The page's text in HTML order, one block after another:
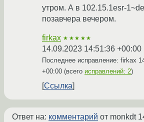
утром. А в 102.15.1esr-
позавчера вечером.
firkax ★★★★★
14.09.2023 14:51:36 +00:00
Последнее исправление: firkax
+00:00 (всего исправлений: 2)
Ссылка
Ответ на: комментарий от monkdt